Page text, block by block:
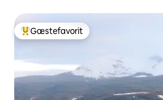
Bedste gæstefavorit
Gæstefavorit